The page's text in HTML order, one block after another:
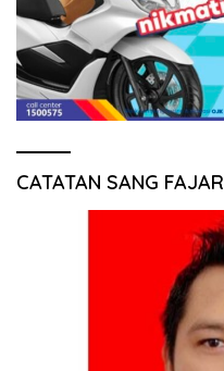
CATATAN SANG FAJAR